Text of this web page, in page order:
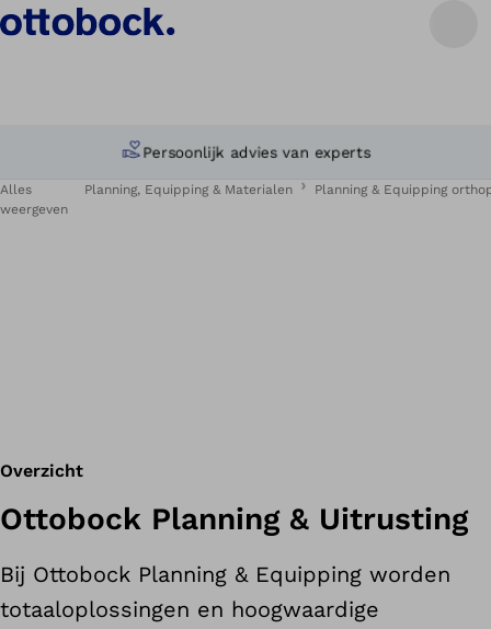
Persoonlijk advies van experts
Alles
weergeven
Planning, Equipping & Materialen Planning & Equipping
Overzicht
Ottobock Planning & Uitrusting
Bij Ottobock Planning & Equipping worden
totaaloplossingen en hoogwaardige